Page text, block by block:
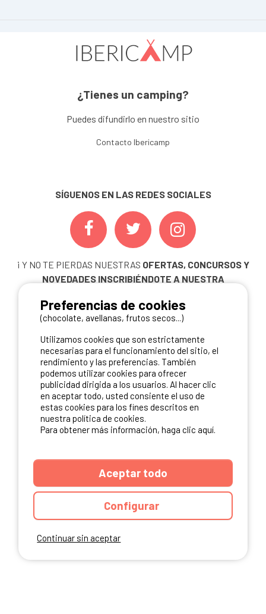
¿Tienes un camping?
Puedes difundirlo en nuestro sitio
Contacto Ibericamp
SÍGUENOS EN LAS REDES SOCIALES
¡ Y NO TE PIERDAS NUESTRAS OFERTAS, CONCURSOS Y
NOVEDADES INSCRIBIÉNDOTE A NUESTRA
ME INSCRIBO
NUESTROS PARTNERS
Continuar sin aceptar
Preferencias de cookies
(chocolate, avellanas, frutos secos...)
Utilizamos cookies que son estrictamente
necesarias para el funcionamiento del sitio, el
rendimiento y las preferencias. También
podemos utilizar cookies para ofrecer
publicidad dirigida a los usuarios. Al hacer clic
en aceptar todo, usted consiente el uso de
estas cookies para los fines descritos en
nuestra política de cookies.
Para obtener más información, haga clic aquí.
Aceptar todo
Configurar